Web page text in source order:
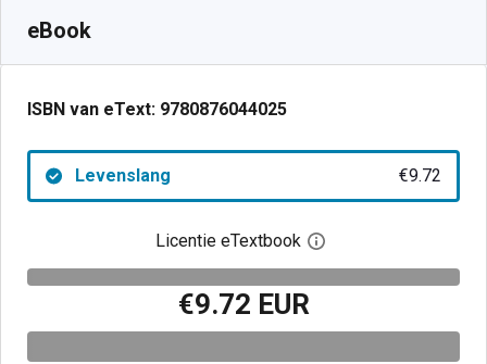
eBook
ISBN van eText: 9780876044025
Levenslang €9.72
Licentie eTextbook Open het
€9.72 EUR